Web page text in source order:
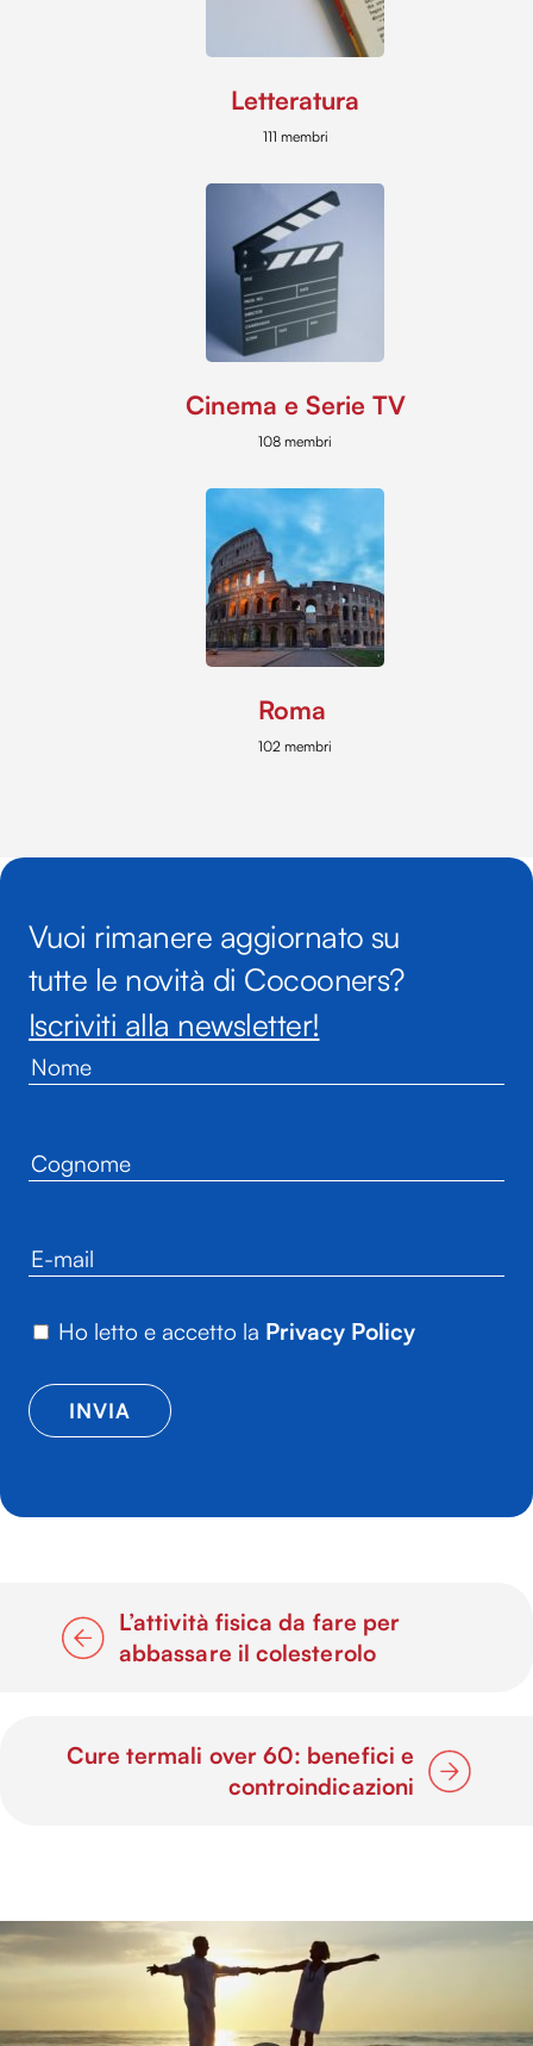
Letteratura
111 membri
Cinema e Serie TV
108 membri
Roma
102 membri
Vuoi rimanere aggiornato su
tutte le novità di Cocooners?
Iscriviti alla newsletter!
Ho letto e accetto la Privacy Policy
L’attività fisica da fare per
abbassare il colesterolo
Cure termali over 60: benefici e
controindicazioni